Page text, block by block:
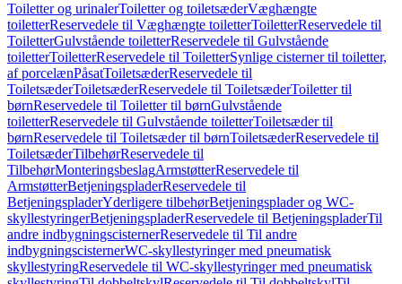
Toiletter og urinalerToiletter og toiletsæderVæghængte
toiletterReservedele til Væghængte toiletterToiletterReservedele til
ToiletterGulvstående toiletterReservedele til Gulvstående
toiletterToiletterReservedele til ToiletterSynlige cisterner til toiletter,
af porcelænPåsatToiletsæderReservedele til
ToiletsæderToiletsæderReservedele til ToiletsæderToiletter til
børnReservedele til Toiletter til børnGulvstående
toiletterReservedele til Gulvstående toiletterToiletsæder til
børnReservedele til Toiletsæder til børnToiletsæderReservedele til
ToiletsæderTilbehørReservedele til
TilbehørMonteringsbeslagArmstøtterReservedele til
ArmstøtterBetjeningspladerReservedele til
BetjeningspladerYderligere tilbehørBetjeningsplader og WC-
skyllestyringerBetjeningspladerReservedele til BetjeningspladerTil
andre indbygningscisternerReservedele til Til andre
indbygningscisternerWC-skyllestyringer med pneumatisk
skyllestyringReservedele til WC-skyllestyringer med pneumatisk